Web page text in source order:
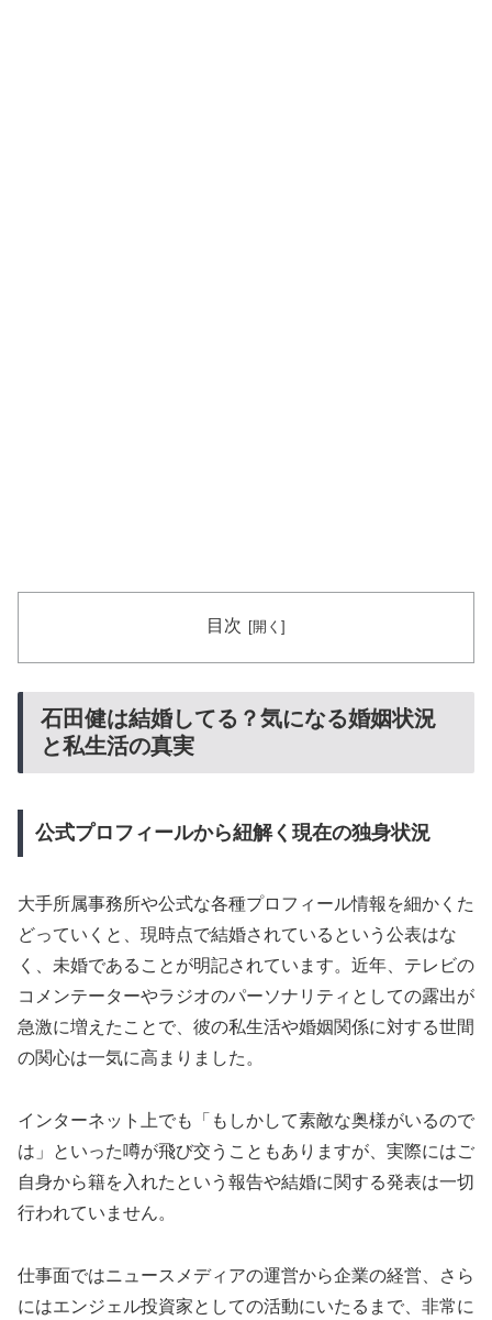
目次
石田健は結婚してる？気になる婚姻状況
と私生活の真実
公式プロフィールから紐解く現在の独身状況
大手所属事務所や公式な各種プロフィール情報を細かくた
どっていくと、現時点で結婚されているという公表はな
く、未婚であることが明記されています。近年、テレビの
コメンテーターやラジオのパーソナリティとしての露出が
急激に増えたことで、彼の私生活や婚姻関係に対する世間
の関心は一気に高まりました。
インターネット上でも「もしかして素敵な奥様がいるので
は」といった噂が飛び交うこともありますが、実際にはご
自身から籍を入れたという報告や結婚に関する発表は一切
行われていません。
仕事面ではニュースメディアの運営から企業の経営、さら
にはエンジェル投資家としての活動にいたるまで、非常に